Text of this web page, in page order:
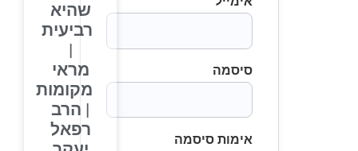
סיסמה
אימות סיסמה
שהיא
רביעית
מראי
מקומות
| הרב
רפאל